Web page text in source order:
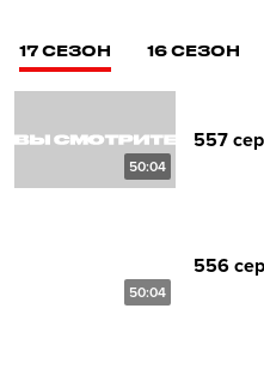
17 СЕЗОН 16 СЕЗОН
50:04
557
50:04
556